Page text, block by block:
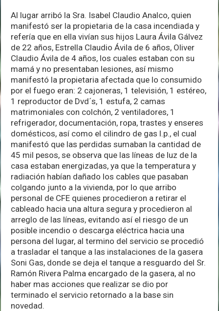
Al lugar arribó la Sra. Isabel Claudio Analco, quien
manifestó ser la propietaria de la casa incendiada y
refería que en ella vivían sus hijos Laura Ávila Gálvez
de 22 años, Estrella Claudio Ávila de 6 años, Oliver
Claudio Ávila de 4 años, los cuales estaban con su
mamá y no presentaban lesiones, así mismo
manifestó la propietaria afectada que lo consumido
por el fuego eran: 2 cajoneras, 1 televisión, 1 estéreo,
1 reproductor de Dvd´s, 1 estufa, 2 camas
matrimoniales con colchón, 2 ventiladores, 1
refrigerador, documentación, ropa, trastes y enseres
domésticos, así como el cilindro de gas l.p., el cual
manifestó que las perdidas sumaban la cantidad de
45 mil pesos, se observa que las líneas de luz de la
casa estaban energizadas, ya que la temperatura y
radiación habían dañado los cables que pasaban
colgando junto a la vivienda, por lo que arribo
personal de CFE quienes procedieron a retirar el
cableado hacia una altura segura y procedieron al
arreglo de las líneas, evitando así el riesgo de un
posible incendio o descarga eléctrica hacia una
persona del lugar, al termino del servicio se procedió
a trasladar el tanque a las instalaciones de la gasera
Soni Gas, donde se deja el tanque a resguardo del Sr.
Ramón Rivera Palma encargado de la gasera, al no
haber mas acciones que realizar se dio por
terminado el servicio retornado a la base sin
novedad.